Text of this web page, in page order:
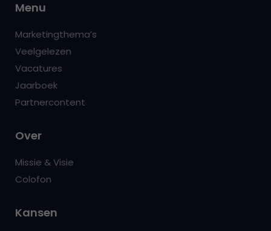
Menu
Marketingthema’s
Veelgelezen
Vacatures
Jaarboek
Partnercontent
Over
Missie & Visie
Colofon
Kansen